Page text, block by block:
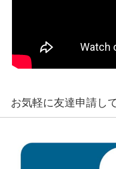
お気軽に友達申請し